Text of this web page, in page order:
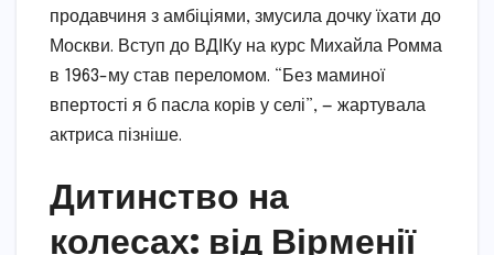
продавчиня з амбіціями, змусила дочку їхати до
Москви. Вступ до ВДІКу на курс Михайла Ромма
в 1963-му став переломом. “Без маминої
впертості я б пасла корів у селі”, — жартувала
актриса пізніше.
Дитинство на
колесах: від Вірменії